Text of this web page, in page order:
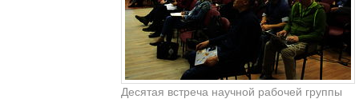
Десятая встреча научной рабочей группы